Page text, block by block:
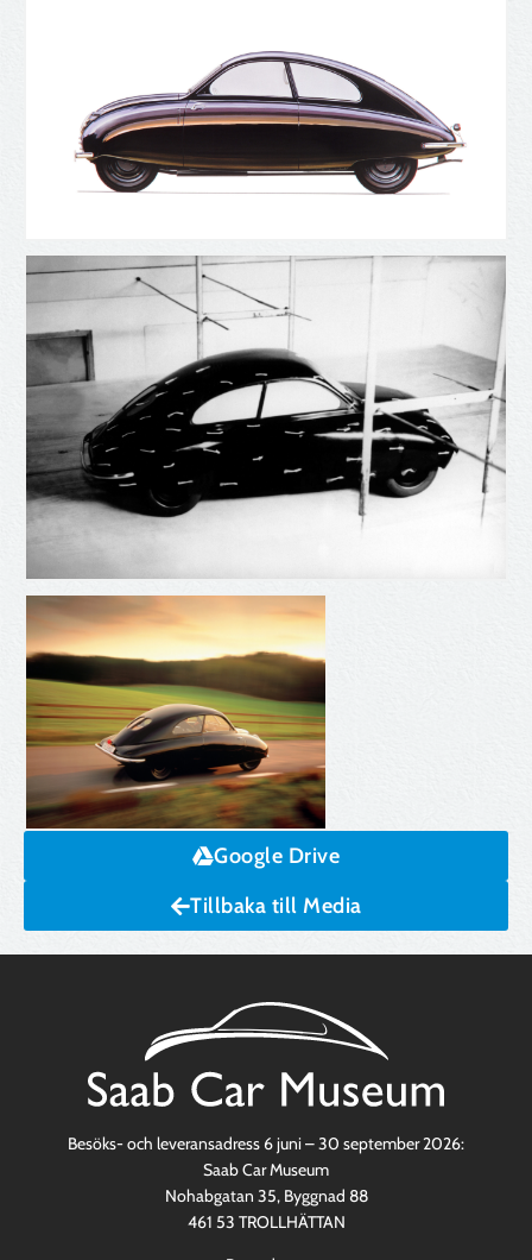
Google Drive
Tillbaka till Media
Besöks- och leveransadress 6 juni – 30 september 2026:
Saab Car Museum
Nohabgatan 35, Byggnad 88
461 53 TROLLHÄTTAN